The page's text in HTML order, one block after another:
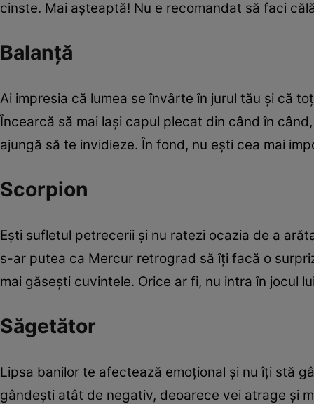
cinste. Mai aşteaptă! Nu e recomandat să faci
Balanţă
Ai impresia că lumea se învârte în jurul tău şi că
Încearcă să mai laşi capul plecat din când în
ajungă să te invidieze. În fond, nu eşti cea mai
Scorpion
Eşti sufletul petrecerii şi nu ratezi ocazia de a
s-ar putea ca Mercur retrograd să îţi facă o
mai găseşti cuvintele. Orice ar fi, nu intra în jocul
Săgetător
Lipsa banilor te afectează emoţional şi nu îţi stă
gândeşti atât de negativ, deoarece vei atrage şi